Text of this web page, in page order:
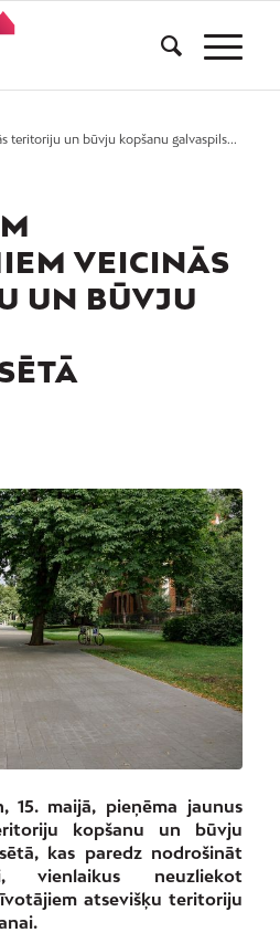
teritoriju un būvju kopšanu galvaspils...
VEICINĀS
UN BŪVJU
15. maijā, pieņēma jaunus
kopšanu un būvju
kas paredz nodrošināt
vienlaikus neuzliekot
atsevišķu teritoriju